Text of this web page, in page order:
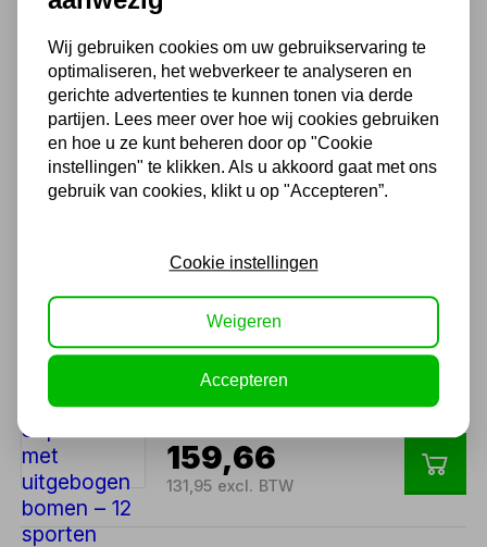
1.500 m2 winkel in Rijssen !
Twents familiebedrijf sinds 1992 !
Ook handig
Enkele ladder SuperPRO met
uitgebogen bomen – 8
120,94
99,95 excl. BTW
uitgebogen bomen – 12
sporten
159,66
131,95 excl. BTW
Wij gebruiken cookies om uw gebruikservaring te
optimaliseren, het webverkeer te analyseren en
gerichte advertenties te kunnen tonen via derde
partijen. Lees meer over hoe wij cookies gebruiken
en hoe u ze kunt beheren door op "Cookie
instellingen" te klikken. Als u akkoord gaat met ons
gebruik van cookies, klikt u op "Accepteren”.
Cookie instellingen
Weigeren
Accepteren